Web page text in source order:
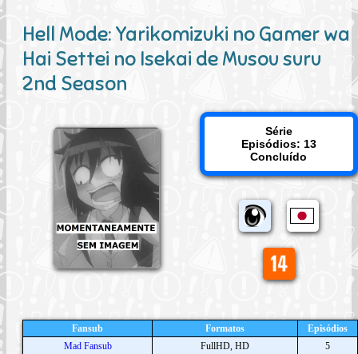
Hell Mode: Yarikomizuki no Gamer wa
Hai Settei no Isekai de Musou suru
2nd Season
Série
Episódios: 13
Concluído
Fansub Formatos
Episódios
Mad Fansub
FullHD, HD 5